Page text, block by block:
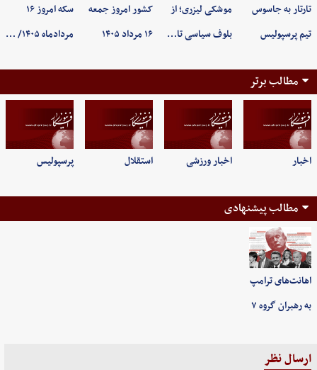
تارتار به جاسوس
تیم پرسپولیس
موشکی لیزری؛ از
بلوف سیاسی تا…
کشور امروز جمعه
۱۶ مرداد ۱۴۰۵
سکه امروز ۱۶
مردادماه ۱۴۰۵/ …
مطالب برتر
اخبار اخبار ورزشی استقلال پرسپولیس
مطالب پیشنهادی
اهانت‌های ترامپ
به رهبران گروه ۷
ارسال نظر